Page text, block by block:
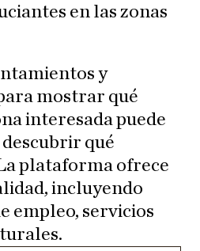
en las zonas
y
mostrar qué
interesada puede
qué
plataforma ofrece
incluyendo
empleo, servicios